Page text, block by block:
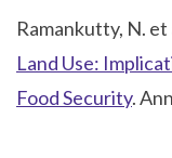
Ramankutty, N. et
Land Use:
Food Security.